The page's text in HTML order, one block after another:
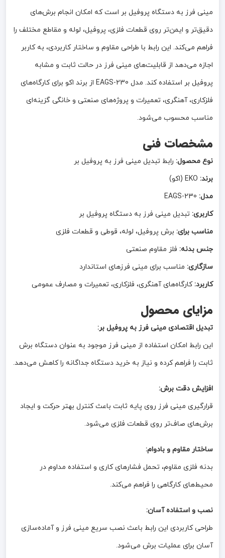
مینی فرز به دستگاه پروفیل بر است که امکان انجام برش‌های
دقیق‌تر و ایمن‌تر روی قطعات فلزی، پروفیل، لوله و مقاطع مختلف را
فراهم می‌کند. این رابط با طراحی مقاوم و ساختار کاربردی، به کاربر
اجازه می‌دهد از قابلیت‌های مینی فرز در حالت ثابت و مشابه
پروفیل بر استفاده کند. مدل EAGS-230 از برند اکو برای کارگاه‌های
فلزکاری، آهنگری، تعمیرات و پروژه‌های صنعتی و خانگی گزینه‌ای
مناسب محسوب می‌شود.
مشخصات فنی
نوع محصول: رابط تبدیل مینی فرز به پروفیل بر
برند:
مدل:
کاربری: تبدیل مینی فرز به دستگاه پروفیل بر
مناسب برای: برش پروفیل، لوله، قوطی و قطعات فلزی
جنس بدنه: فلز مقاوم صنعتی
سازگاری: مناسب برای مینی فرزهای استاندارد
کاربرد: کارگاه‌های آهنگری، فلزکاری، تعمیرات و مصارف عمومی
مزایای محصول
تبدیل اقتصادی مینی فرز به پروفیل بر:
این رابط امکان استفاده از مینی فرز موجود به عنوان دستگاه برش
ثابت را فراهم کرده و نیاز به خرید دستگاه جداگانه را کاهش می‌دهد.
افزایش دقت برش:
قرارگیری مینی فرز روی پایه ثابت باعث کنترل بهتر حرکت و ایجاد
برش‌های صاف‌تر روی قطعات فلزی می‌شود.
ساختار مقاوم و بادوام:
بدنه فلزی مقاوم، تحمل فشارهای کاری و استفاده مداوم در
محیط‌های کارگاهی را فراهم می‌کند.
نصب و استفاده آسان:
طراحی کاربردی این رابط باعث نصب سریع مینی فرز و آماده‌سازی
آسان برای عملیات برش می‌شود.